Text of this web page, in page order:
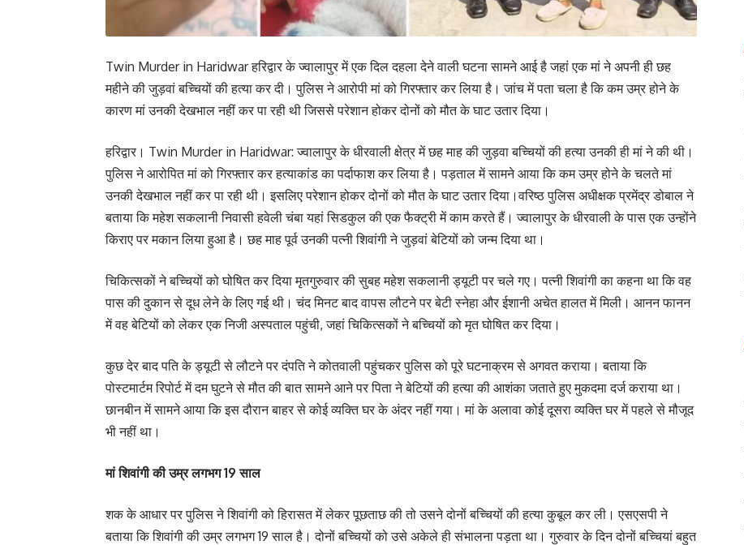
Twin Murder in Haridwar हरिद्वार के ज्वालापुर में एक दिल दहला देने वाली घटना सामने आई है जहां एक मां ने अपनी ही छह
महीने की जुड़वां बच्चियों की हत्या कर दी। पुलिस ने आरोपी मां को गिरफ्तार कर लिया है। जांच में पता चला है कि कम उम्र होने के
कारण मां उनकी देखभाल नहीं कर पा रही थी जिससे परेशान होकर दोनों को मौत के घाट उतार दिया।
हरिद्वार। Twin Murder in Haridwar: ज्वालापुर के धीरवाली क्षेत्र में छह माह की जुड़वा बच्चियों की हत्या उनकी ही मां ने की थी।
पुलिस ने आरोपित मां को गिरफ्तार कर हत्याकांड का पर्दाफाश कर लिया है। पड़ताल में सामने आया कि कम उम्र होने के चलते मां
उनकी देखभाल नहीं कर पा रही थी। इसलिए परेशान होकर दोनों को मौत के घाट उतार दिया।वरिष्ठ पुलिस अधीक्षक प्रमेंद्र डोबाल ने
बताया कि महेश सकलानी निवासी हवेली चंबा यहां सिडकुल की एक फैक्ट्री में काम करते हैं। ज्वालापुर के धीरवाली के पास एक उन्होंने
किराए पर मकान लिया हुआ है। छह माह पूर्व उनकी पत्नी शिवांगी ने जुड़वां बेटियों को जन्म दिया था।
चिकित्सकों ने बच्चियों को घोषित कर दिया मृतगुरुवार की सुबह महेश सकलानी ड्यूटी पर चले गए। पत्नी शिवांगी का कहना था कि वह
पास की दुकान से दूध लेने के लिए गई थी। चंद मिनट बाद वापस लौटने पर बेटी स्नेहा और ईशानी अचेत हालत में मिली। आनन फानन
में वह बेटियों को लेकर एक निजी अस्पताल पहुंची, जहां चिकित्सकों ने बच्चियों को मृत घोषित कर दिया।
कुछ देर बाद पति के ड्यूटी से लौटने पर दंपति ने कोतवाली पहुंचकर पुलिस को पूरे घटनाक्रम से अगवत कराया। बताया कि
पोस्टमार्टम रिपोर्ट में दम घुटने से मौत की बात सामने आने पर पिता ने बेटियों की हत्या की आशंका जताते हुए मुकदमा दर्ज कराया था।
छानबीन में सामने आया कि इस दौरान बाहर से कोई व्यक्ति घर के अंदर नहीं गया। मां के अलावा कोई दूसरा व्यक्ति घर में पहले से मौजूद
भी नहीं था।
मां शिवांगी की उम्र लगभग 19 साल
शक के आधार पर पुलिस ने शिवांगी को हिरासत में लेकर पूछताछ की तो उसने दोनों बच्चियों की हत्या कुबूल कर ली। एसएसपी ने
बताया कि शिवांगी की उम्र लगभग 19 साल है। दोनों बच्चियों को उसे अकेले ही संभालना पड़ता था। गुरुवार के दिन दोनों बच्चियां बहुत